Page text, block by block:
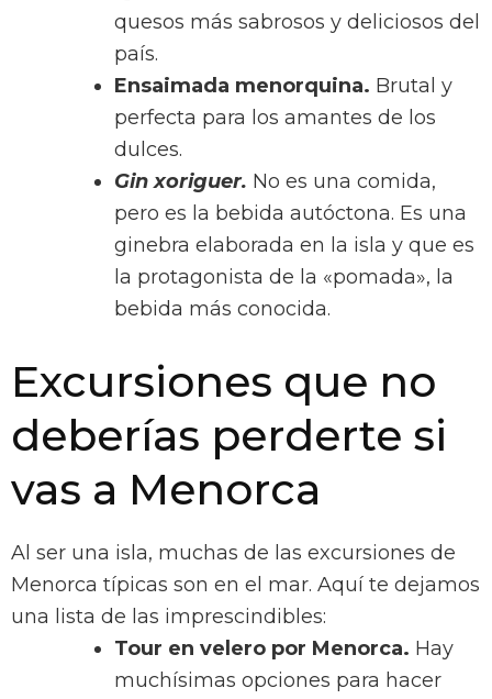
quesos más sabrosos y deliciosos del
país.
Ensaimada menorquina. Brutal y
perfecta para los amantes de los
dulces.
Gin xoriguer. No es una comida,
pero es la bebida autóctona. Es una
ginebra elaborada en la isla y que es
la protagonista de la «pomada», la
bebida más conocida.
Excursiones que no
deberías perderte si
vas a Menorca
Al ser una isla, muchas de las excursiones de
Menorca típicas son en el mar. Aquí te dejamos
una lista de las imprescindibles:
Tour en velero por Menorca. Hay
muchísimas opciones para hacer